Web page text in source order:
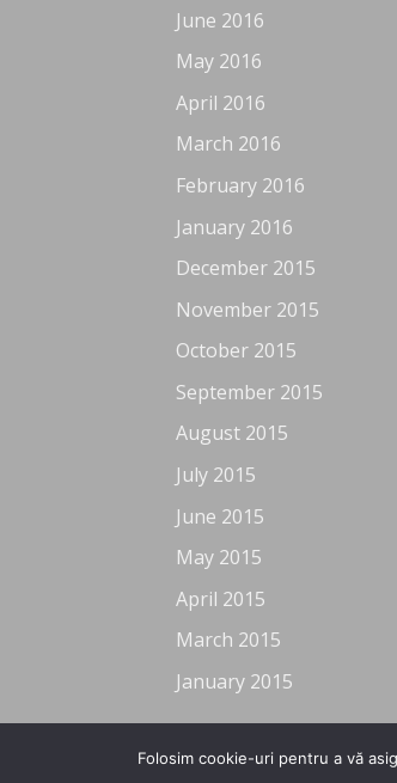
June 2016
May 2016
April 2016
March 2016
February 2016
January 2016
December 2015
November 2015
October 2015
September 2015
August 2015
July 2015
June 2015
May 2015
April 2015
March 2015
January 2015
Folosim cookie-uri pentru a vă